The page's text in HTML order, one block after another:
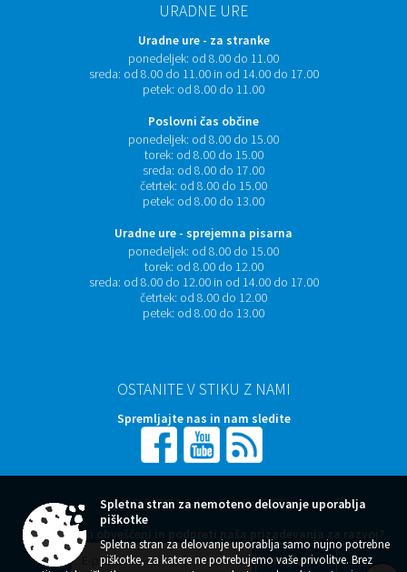
URADNE URE
Uradne ure - za stranke
ponedeljek: od 8.00 do 11.00
sreda: od 8.00 do 11.00 in od 14.00 do 17.00
petek: od 8.00 do 11.00
Poslovni čas občine
ponedeljek: od 8.00 do 15.00
torek: od 8.00 do 15.00
sreda: od 8.00 do 17.00
četrtek: od 8.00 do 15.00
petek: od 8.00 do 13.00
Uradne ure - sprejemna pisarna
ponedeljek: od 8.00 do 15.00
torek: od 8.00 do 12.00
sreda: od 8.00 do 12.00 in od 14.00 do 17.00
četrtek: od 8.00 do 12.00
petek: od 8.00 do 13.00
OSTANITE V STIKU Z NAMI
Spremljajte nas in nam sledite
NAROČITE SE NA E-OBVESTILA
Želite ostati obveščeni in podpreti naša prizadevanja za razvoj?
Spletna stran za nemoteno delovanje uporablja
piškotke
Spletna stran za delovanje uporablja samo nujno potrebne
piškotke, za katere ne potrebujemo vaše privolitve. Brez